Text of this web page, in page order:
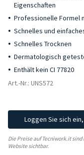
Eigenschaften
Professionelle Formel
Schnelles und
Schnelles Trocknen
Dermatologisch
Enthält kein CI 77820
Art.-Nr.: UNS572
Loggen Sie sich
Die Preise auf Tecniwork.it
Website sichtbar.